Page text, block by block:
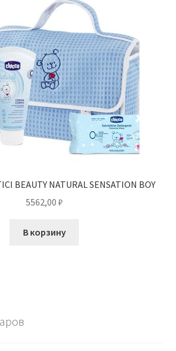
BEAUTY NATURAL SENSATION BOY
5562,00 ₽
В корзину